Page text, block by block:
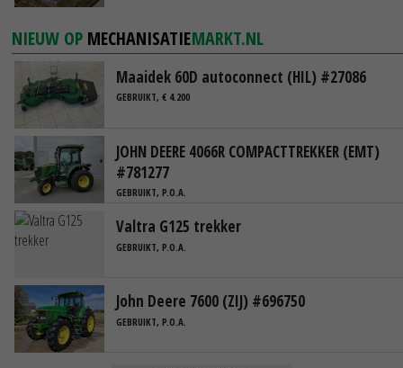
NIEUW OP MECHANISATIEMARKT.NL
Maaidek 60D autoconnect (HIL) #27086
GEBRUIKT, € 4.200
JOHN DEERE 4066R COMPACTTREKKER (EMT)
#781277
GEBRUIKT, P.O.A.
Valtra G125 trekker
GEBRUIKT, P.O.A.
John Deere 7600 (ZIJ) #696750
GEBRUIKT, P.O.A.